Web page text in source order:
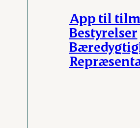
App til
Bestyrelser